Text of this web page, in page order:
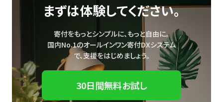
まずは体験してください。
寄付をもっとシンプルに、もっと自由に。
国内No.1のオールインワン寄付DXシステム
で、支援をはじめましょう。
30日間無料お試し